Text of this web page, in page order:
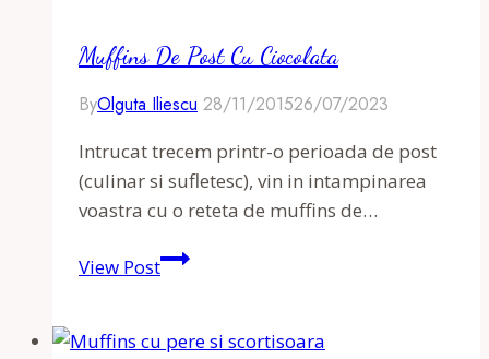
caramelizat
Muffins De Post Cu Ciocolata
ByOlguta Iliescu 28/11/201526/07/2023
Intrucat trecem printr-o perioada de post
(culinar si sufletesc), vin in intampinarea
voastra cu o reteta de muffins de…
View PostMuffins
cu